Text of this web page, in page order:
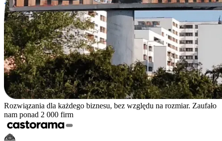
Rozwiązania dla każdego biznesu, bez względu na rozmiar. Zaufało
nam ponad 2 000 firm